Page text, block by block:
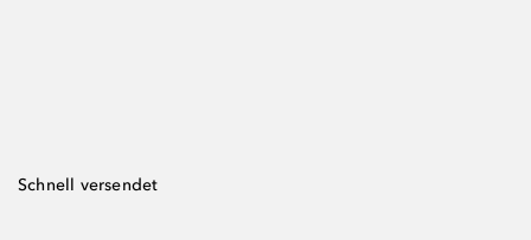
Schnell versendet